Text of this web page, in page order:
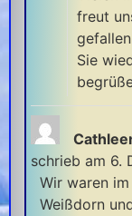
freut
Sie
schrieb am 6.
Wir waren
Weißdorn